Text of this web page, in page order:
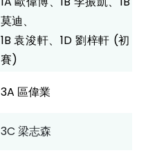
莫迪、
1B 袁浚軒、1D 劉梓軒 (初
賽)
3A 區偉業
3C 梁志森